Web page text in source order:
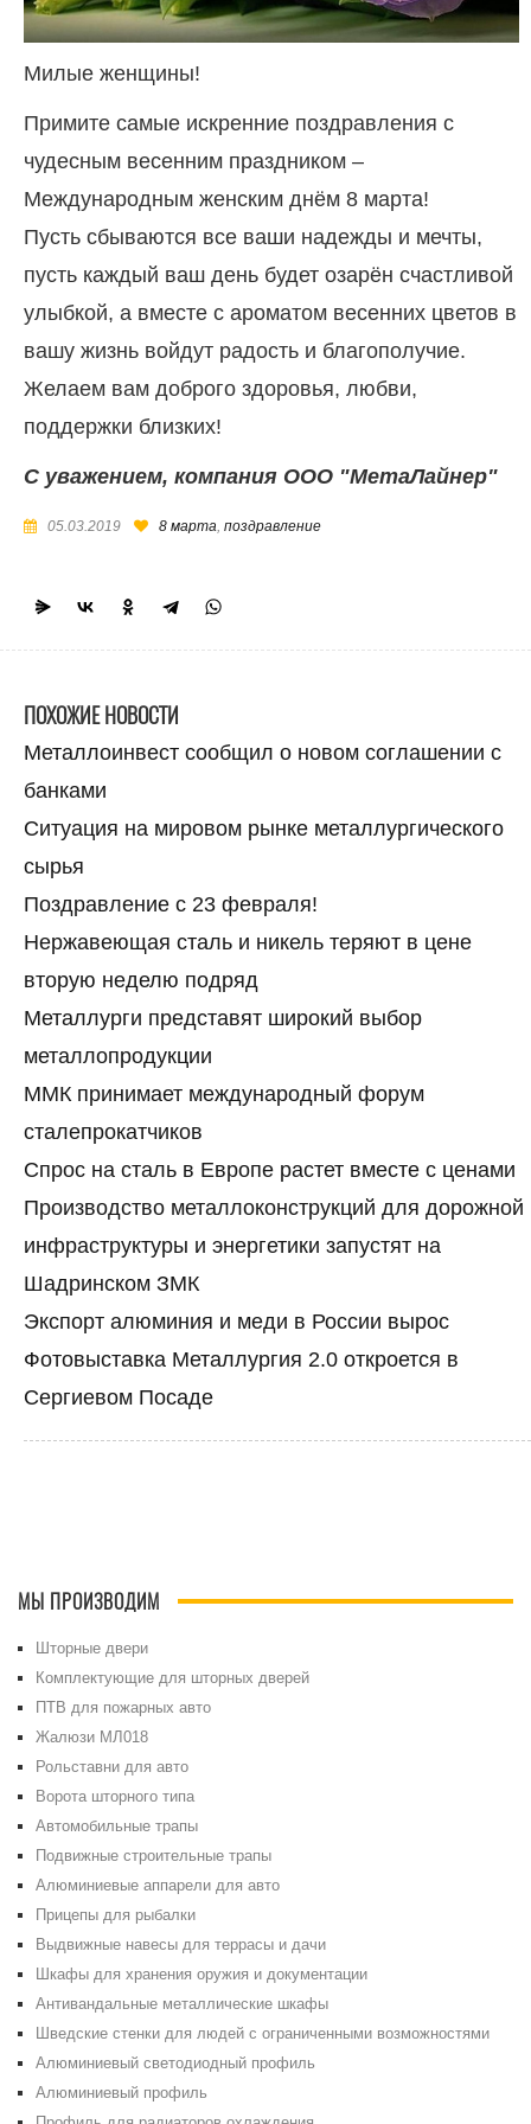
Милые женщины!
Примите самые искренние поздравления с
чудесным весенним праздником –
Международным женским днём 8 марта!
Пусть сбываются все ваши надежды и мечты,
пусть каждый ваш день будет озарён счастливой
улыбкой, а вместе с ароматом весенних цветов в
вашу жизнь войдут радость и благополучие.
Желаем вам доброго здоровья, любви,
поддержки близких!
С уважением, компания ООО "МетаЛайнер"
05.03.2019 8 марта поздравление
ПОХОЖИЕ НОВОСТИ
Металлоинвест сообщил о новом соглашении с
банками
Ситуация на мировом рынке металлургического
сырья
Поздравление с 23 февраля!
Нержавеющая сталь и никель теряют в цене
вторую неделю подряд
Металлурги представят широкий выбор
металлопродукции
ММК принимает международный форум
сталепрокатчиков
Спрос на сталь в Европе растет вместе с ценами
Производство металлоконструкций для дорожной
инфраструктуры и энергетики запустят на
Шадринском ЗМК
Экспорт алюминия и меди в России вырос
Фотовыставка Металлургия 2.0 откроется в
Сергиевом Посаде
МЫ ПРОИЗВОДИМ
Шторные двери
Комплектующие для шторных дверей
ПТВ для пожарных авто
Жалюзи МЛ018
Рольставни для авто
Ворота шторного типа
Автомобильные трапы
Подвижные строительные трапы
Алюминиевые аппарели для авто
Прицепы для рыбалки
Выдвижные навесы для террасы и дачи
Шкафы для хранения оружия и документации
Антивандальные металлические шкафы
Шведские стенки для людей с ограниченными возможностями
Алюминиевый светодиодный профиль
Алюминиевый профиль